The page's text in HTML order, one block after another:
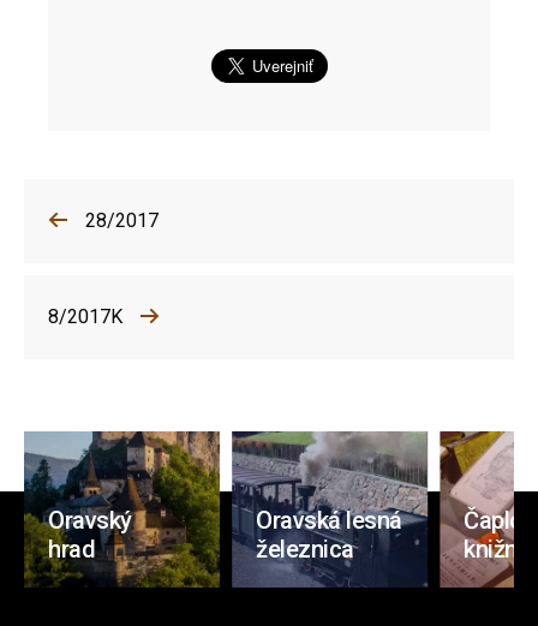
28/2017
8/2017K
Oravský
hrad
Oravská lesná
železnica